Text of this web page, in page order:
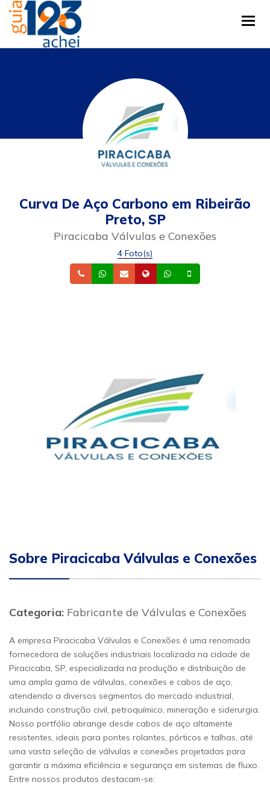
Curva De Aço Carbono em Ribeirão
Preto, SP
Piracicaba Válvulas e Conexões
4 Foto(s)
TelefoneWhatsapp
Email Site Whatsapp
Sobre Piracicaba Válvulas e Conexões
Categoria: Fabricante de Válvulas e Conexões
A empresa Piracicaba Válvulas e Conexões é uma renomada
fornecedora de soluções industriais localizada na cidade de
Piracicaba, SP, especializada na produção e distribuição de
uma ampla gama de válvulas, conexões e cabos de aço,
atendendo a diversos segmentos do mercado industrial,
incluindo construção civil, petroquímico, mineração e siderurgia.
Nosso portfólio abrange desde cabos de aço altamente
resistentes, ideais para pontes rolantes, pórticos e talhas, até
uma vasta seleção de válvulas e conexões projetadas para
garantir a máxima eficiência e segurança em sistemas de fluxo.
Entre nossos produtos destacam-se: